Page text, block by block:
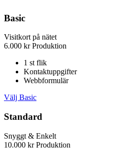
Basic
Visitkort på nätet
6.000 kr Produktion
1 st flik
Kontaktuppgifter
Webbformulär
Välj Basic
Standard
Snyggt & Enkelt
10.000 kr Produktion